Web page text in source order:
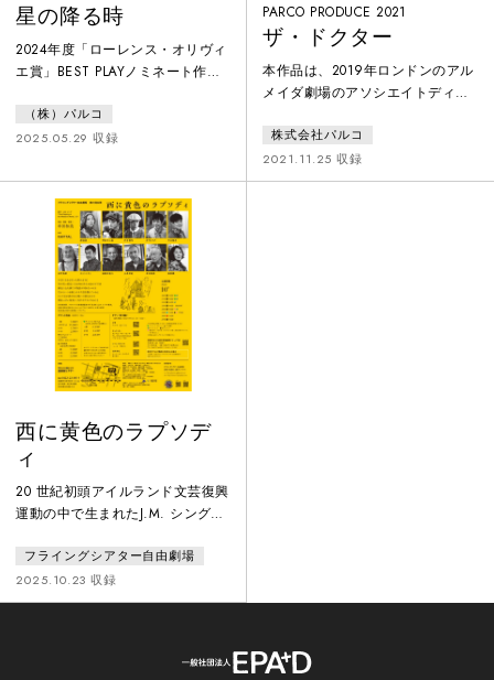
星の降る時
2024年度「ローレンス・オリヴィ
エ賞」BEST PLAYノミネート作
世界に先駆けて日本上演。母親を
早くに亡くし、元炭鉱夫の父に育
婚式。久しぶりに集まった家族と
親戚。ウォッカが振る舞われ、ダ
ンスに興じ、人生で一番幸せな時
を過ごすはずの家族だったが、過
去の確執や裏切り、憤りなどが、
次第に浮かび上がり…。
（株）パルコ
2025.05.29 収録
PARCO PRODUCE 2021
ザ・ドクター
本作品は、2019年ロンドンのアル
メイダ劇場のアソシエイトディレ
が、1912年に発表されたシュニッ
ツラーの「Professor Bernhardi(ベ
ルンハルディ教授)」を翻案、演出
株式会社パルコ
2021.11.25 収録
西に黄色のラプソデ
ィ
20 世紀初頭アイルランド文芸復興
運動の中で生まれたJ.M. シングの
ながら、アイルランド西部の小さ
な村に暮らす農民たちを生き生き
と描き出す。常連ばかりが集まる
ある晩、「父ちゃんを殺しちまっ
フライングシアター自由劇場
2025.10.23 収録